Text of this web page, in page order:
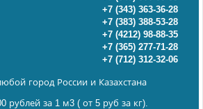
+7 (343) 363-36-28
+7 (383) 388-53-28
+7 (4212) 98-88-35
+7 (365) 277-71-28
+7 (712) 312-32-06
город России и Казахстана
рублей за 1 м3 ( от 5 руб за кг).